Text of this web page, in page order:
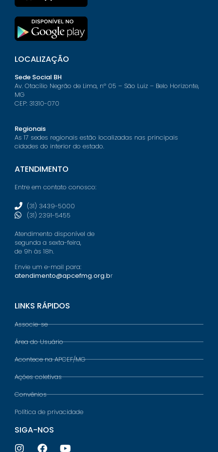
LOCALIZAÇÃO
Sede Social BH
Av. Otacílio Negrão de Lima, nº 05 – São Luiz – Belo Horizonte,
MG
CEP: 31310-070
Regionais
As 17 sedes regionais estão localizadas nas principais
cidades do interior do estado.
ATENDIMENTO
Entre em contato conosco:
(31) 3439-5000
(31) 2391-5455
Atendimento disponível de
segunda a sexta-feira,
de 9h às 18h.
Envie um e-mail para:
atendimento@apcefmg.org.br
LINKS RÁPIDOS
Associe-se
Área do Usuário
Acontece na APCEF/MG
Ações coletivas
Convênios
Política de privacidade
SIGA-NOS